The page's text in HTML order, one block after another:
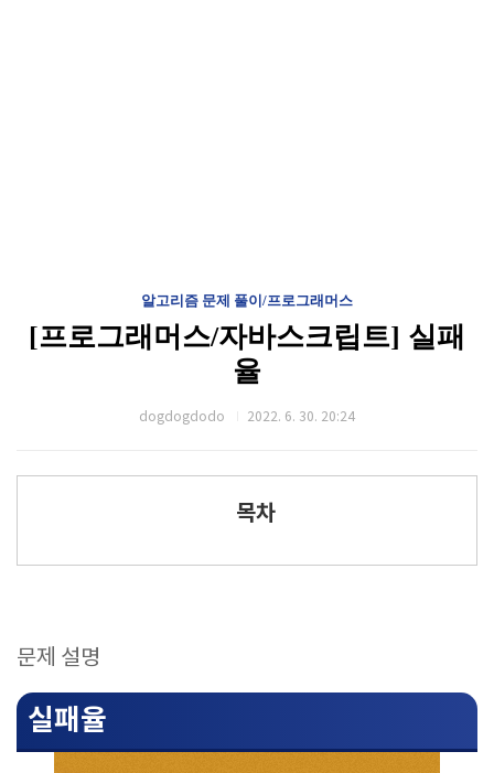
알고리즘 문제 풀이/프로그래머스
[프로그래머스/자바스크립트] 실패
율
dogdogdodo 2022. 6. 30. 20:24
목차
문제 설명
실패율